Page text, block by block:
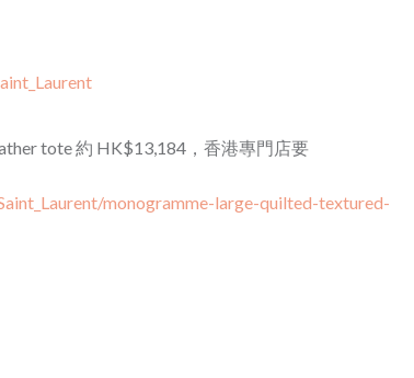
tote 約 HK$13,184，香港專門店要
monogramme-large-quilted-textured-